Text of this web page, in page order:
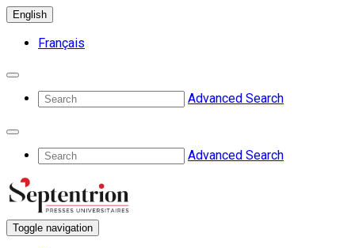
English
Français
Advanced Search
Advanced Search
Toggle navigation